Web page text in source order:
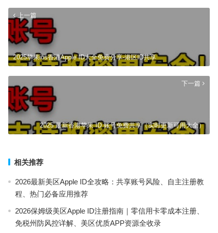
上一篇
2025苹果ios香港Apple ID大全免费分享-港区ID共享
下一篇
2025 最新香港苹果 ID 账号免费共享（实时更新可用大全）
相关推荐
2026最新美区Apple ID全攻略：共享账号风险、自主注册教
程、热门必备应用推荐
2026保姆级美区Apple ID注册指南｜零信用卡零成本注册、
免税州防风控详解、美区优质APP资源全收录